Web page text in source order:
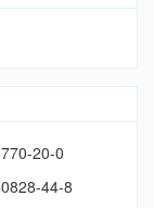
20-0
44-8